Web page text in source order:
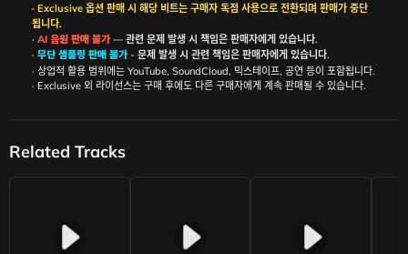
· Exclusive 옵션 판매 시 해당 비트는 구매자 독점 사용으로 전환되며 판매가 중단
됩니다.
· AI 음원 판매 불가— 관련 문제 발생 시 책임은 판매자에게 있습니다.
· 무단 샘플링 판매 불가- 문제 발생 시 관련 책임은 판매자에게 있습니다.
· 상업적 활용 범위에는 YouTube, SoundCloud, 믹스테이프, 공연 등이 포함됩니다.
· Exclusive 외 라이선스는 구매 후에도 다른 구매자에게 계속 판매될 수 있습니다.
Related Tracks